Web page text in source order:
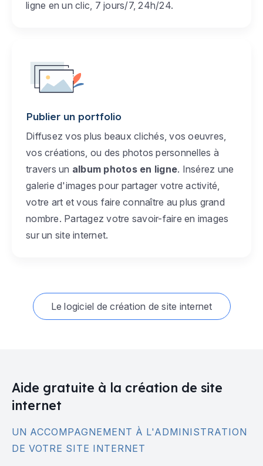
ligne en un clic, 7 jours/7, 24h/24.
Publier un portfolio
Diffusez vos plus beaux clichés, vos oeuvres,
vos créations, ou des photos personnelles à
travers un album photos en ligne. Insérez une
galerie d'images pour partager votre activité,
votre art et vous faire connaître au plus grand
nombre. Partagez votre savoir-faire en images
sur un site internet.
Le logiciel de création de site internet
Aide gratuite à la création de site
internet
UN ACCOMPAGNEMENT À L'ADMINISTRATION
DE VOTRE SITE INTERNET